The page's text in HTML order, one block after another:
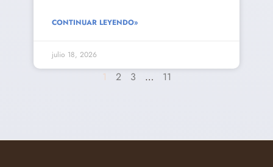
CONTINUAR LEYENDO»
julio 18, 2026
1 2 3 … 11